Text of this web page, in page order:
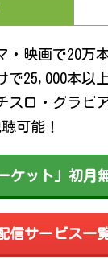
・映画で20万
で25,000本以上
スロ・グラビ
可能！
ケット」初月
信サービス一